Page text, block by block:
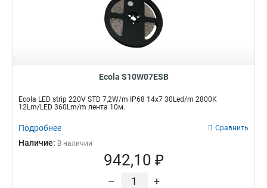
Ecola S10W07ESB
Ecola LED strip 220V STD 7,2W/m IP68 14x7 30Led/m 2800K
12Lm/LED 360Lm/m лента 10м.
Подробнее Сравнить
Наличие: В наличии
942,10 ₽
– +